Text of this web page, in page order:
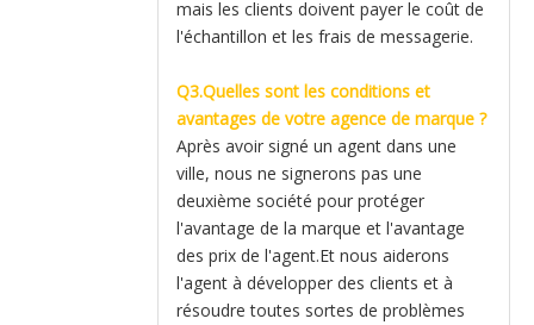
mais les clients doivent payer le coût de
l'échantillon et les frais de messagerie.
Q3.Quelles sont les conditions et
avantages de votre agence de marque ?
Après avoir signé un agent dans une
ville, nous ne signerons pas une
deuxième société pour protéger
l'avantage de la marque et l'avantage
des prix de l'agent.Et nous aiderons
l'agent à développer des clients et à
résoudre toutes sortes de problèmes